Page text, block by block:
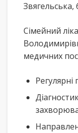
Сімейний
медичних
Регулярні